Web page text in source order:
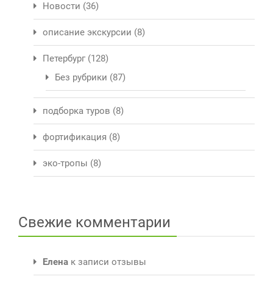
Новости (36)
описание экскурсии (8)
Петербург (128)
Без рубрики (87)
подборка туров (8)
фортификация (8)
эко-тропы (8)
Свежие комментарии
Елена к записи отзывы